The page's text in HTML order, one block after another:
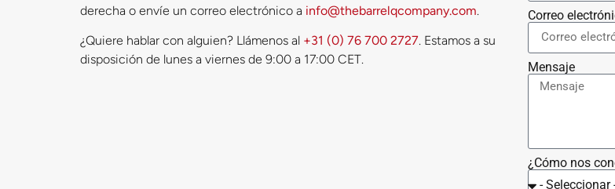
derecha o envíe un correo electrónico a info@thebarrelqcompany.com.
¿Quiere hablar con alguien? Llámenos al +31 (0) 76 700 2727. Estamos a su
disposición de lunes a viernes de 9:00 a 17:00 CET.
Correo
Mensaje
¿Cómo nos